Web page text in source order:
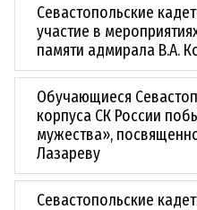
Севастопольские
участие в
памяти адмирала В.А.
Обучающиеся
корпуса СК России
мужества»,
Лазареву
Севастопольские